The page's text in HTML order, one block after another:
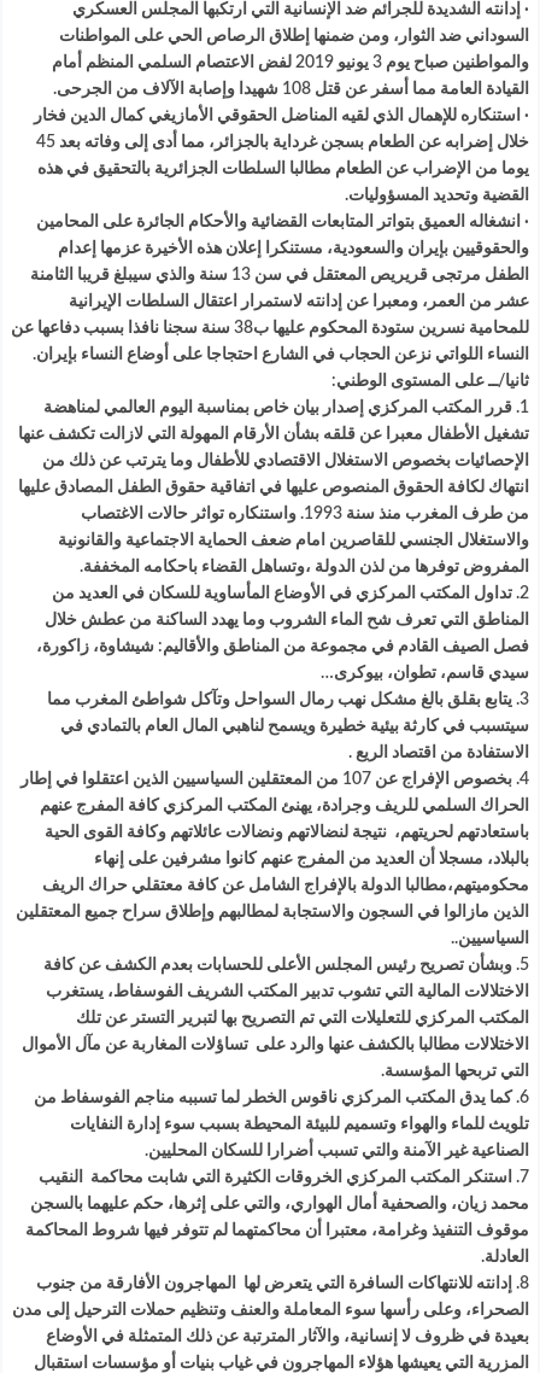
· إدانته الشديدة للجرائم ضد الإنسانية التي ارتكبها المجلس العسكري
السوداني ضد الثوار، ومن ضمنها إطلاق الرصاص الحي على المواطنات
والمواطنين صباح يوم 3 يونيو 2019 لفض الاعتصام السلمي المنظم أمام
القيادة العامة مما أسفر عن قتل 108 شهيدا وإصابة الآلاف من الجرحى.
· استنكاره للإهمال الذي لقيه المناضل الحقوقي الأمازيغي كمال الدين فخار
خلال إضرابه عن الطعام بسجن غرداية بالجزائر، مما أدى إلى وفاته بعد 45
يوما من الإضراب عن الطعام مطالبا السلطات الجزائرية بالتحقيق في هذه
القضية وتحديد المسؤوليات.
· انشغاله العميق بتواتر المتابعات القضائية والأحكام الجائرة على المحامين
والحقوقيين بإيران والسعودية، مستنكرا إعلان هذه الأخيرة عزمها إعدام
الطفل مرتجى قريريص المعتقل في سن 13 سنة والذي سيبلغ قريبا الثامنة
عشر من العمر، ومعبرا عن إدانته لاستمرار اعتقال السلطات الإيرانية
للمحامية نسرين ستودة المحكوم عليها ب38 سنة سجنا نافذا بسبب دفاعها عن
النساء اللواتي نزعن الحجاب في الشارع احتجاجا على أوضاع النساء بإيران.
ثانيا/ــ على المستوى الوطني:
1. قرر المكتب المركزي إصدار بيان خاص بمناسبة اليوم العالمي لمناهضة
تشغيل الأطفال معبرا عن قلقه بشأن الأرقام المهولة التي لازالت تكشف عنها
الإحصائيات بخصوص الاستغلال الاقتصادي للأطفال وما يترتب عن ذلك من
انتهاك لكافة الحقوق المنصوص عليها في اتفاقية حقوق الطفل المصادق عليها
من طرف المغرب منذ سنة 1993. واستنكاره تواثر حالات الاغتصاب
والاستغلال الجنسي للقاصرين امام ضعف الحماية الاجتماعية والقانونية
المفروض توفرها من لذن الدولة ،وتساهل القضاء باحكامه المخففة.
2. تداول المكتب المركزي في الأوضاع المأساوية للسكان في العديد من
المناطق التي تعرف شح الماء الشروب وما يهدد الساكنة من عطش خلال
فصل الصيف القادم في مجموعة من المناطق والأقاليم: شيشاوة، زاكورة،
سيدي قاسم، تطوان، بيوكرى…
3. يتابع بقلق بالغ مشكل نهب رمال السواحل وتآكل شواطئ المغرب مما
سيتسبب في كارثة بيئية خطيرة ويسمح لناهبي المال العام بالتمادي في
الاستفادة من اقتصاد الريع .
4. بخصوص الإفراج عن 107 من المعتقلين السياسيين الذين اعتقلوا في إطار
الحراك السلمي للريف وجرادة، يهنئ المكتب المركزي كافة المفرج عنهم
باستعادتهم لحريتهم، نتيجة لنضالاتهم ونضالات عائلاتهم وكافة القوى الحية
بالبلاد، مسجلا أن العديد من المفرج عنهم كانوا مشرفين على إنهاء
محكوميتهم،مطالبا الدولة بالإفراج الشامل عن كافة معتقلي حراك الريف
الذين مازالوا في السجون والاستجابة لمطالبهم وإطلاق سراح جميع المعتقلين
السياسيين..
5. وبشأن تصريح رئيس المجلس الأعلى للحسابات بعدم الكشف عن كافة
الاختلالات المالية التي تشوب تدبير المكتب الشريف الفوسفاط، يستغرب
المكتب المركزي للتعليلات التي تم التصريح بها لتبرير التستر عن تلك
الاختلالات مطالبا بالكشف عنها والرد على تساؤلات المغاربة عن مآل الأموال
التي تربحها المؤسسة.
6. كما يدق المكتب المركزي ناقوس الخطر لما تسببه مناجم الفوسفاط من
تلويث للماء والهواء وتسميم للبيئة المحيطة بسبب سوء إدارة النفايات
الصناعية غير الآمنة والتي تسبب أضرارا للسكان المحليين.
7. استنكر المكتب المركزي الخروقات الكثيرة التي شابت محاكمة النقيب
محمد زيان، والصحفية أمال الهواري، والتي على إثرها، حكم عليهما بالسجن
موقوف التنفيذ وغرامة، معتبرا أن محاكمتهما لم تتوفر فيها شروط المحاكمة
العادلة.
8. إدانته للانتهاكات السافرة التي يتعرض لها المهاجرون الأفارقة من جنوب
الصحراء، وعلى رأسها سوء المعاملة والعنف وتنظيم حملات الترحيل إلى مدن
بعيدة في ظروف لا إنسانية، والآثار المترتبة عن ذلك المتمثلة في الأوضاع
المزرية التي يعيشها هؤلاء المهاجرون في غياب بنيات أو مؤسسات استقبال